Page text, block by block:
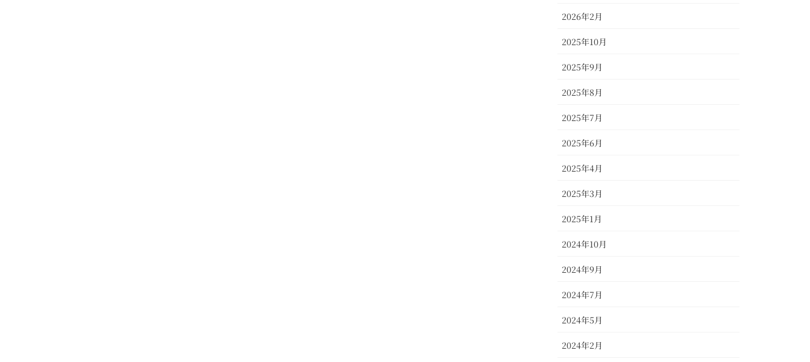
2026年2月
2025年10月
2025年9月
2025年8月
2025年7月
2025年6月
2025年4月
2025年3月
2025年1月
2024年10月
2024年9月
2024年7月
2024年5月
2024年2月